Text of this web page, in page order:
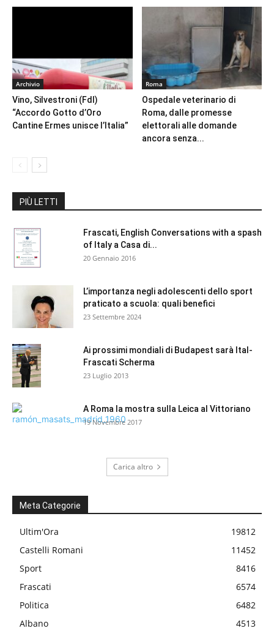
Archivio
Vino, Silvestroni (FdI)
“Accordo Gotto d’Oro
Cantine Ermes unisce l’Italia”
Roma
Ospedale veterinario di
Roma, dalle promesse
elettorali alle domande
ancora senza...
PIÙ LETTI
Frascati, English Conversations with a spash
of Italy a Casa di...
20 Gennaio 2016
L’importanza negli adolescenti dello sport
praticato a scuola: quali benefici
23 Settembre 2024
Ai prossimi mondiali di Budapest sarà Ital-
Frascati Scherma
23 Luglio 2013
A Roma la mostra sulla Leica al Vittoriano
19 Novembre 2017
Carica altro
Meta Categorie
Ultim'Ora
19812
Castelli Romani
11452
Sport
8416
Frascati
6574
Politica
6482
Albano
4513